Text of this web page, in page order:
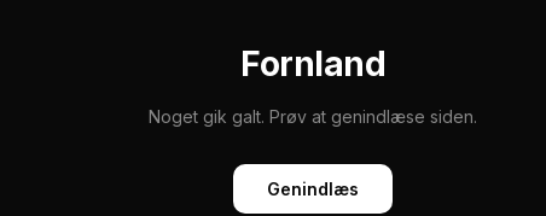
Fornland
Noget gik galt. Prøv at genindlæse siden.
Genindlæs